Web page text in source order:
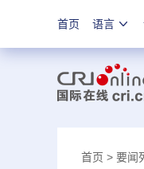
首页 语言
首页 > 要闻